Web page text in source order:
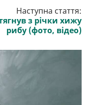
Наступна стаття:
з річки хижу
рибу (фото, відео)